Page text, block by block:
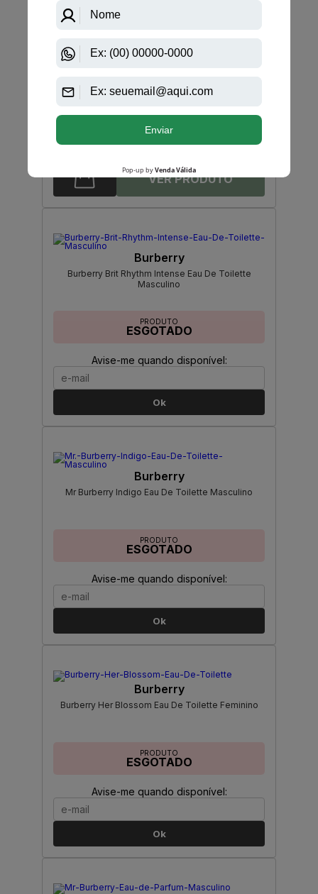
-R$ 142,50
Burberry Touch Eau De Parfum Feminino
R$ 617,50
Até12XdeR$ 51,45
Burberry
Burberry Brit Rhythm Intense Eau De Toilette
Masculino
PRODUTO
ESGOTADO
Avise-me quando disponível:
Ok
Burberry
Mr Burberry Indigo Eau De Toilette Masculino
PRODUTO
ESGOTADO
Avise-me quando disponível:
Ok
Burberry
Burberry Her Blossom Eau De Toilette Feminino
PRODUTO
ESGOTADO
Avise-me quando disponível:
Ok